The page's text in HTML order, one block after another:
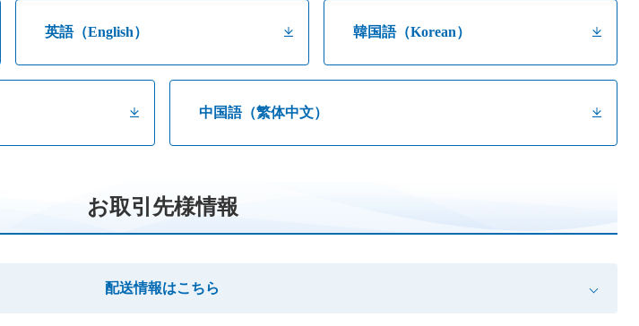
英語（English） 韓国語（Korean）
中国語（繁体中文）
お取引先様情報
配送情報はこちら